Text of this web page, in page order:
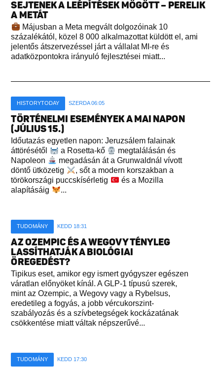
SEJTENEK A LEÉPÍTÉSEK MÖGÖTT – PERELIK
A METÁT
Májusban a Meta megvált dolgozóinak 10
százalékától, közel 8 000 alkalmazottat küldött el, ami
jelentős átszervezéssel járt a vállalat MI-re és
adatközpontokra irányuló fejlesztései miatt...
HISTORYTODAY SZERDA 06:05
TÖRTÉNELMI ESEMÉNYEK A MAI NAPON
(JÚLIUS 15.)
Időutazás egyetlen napon: Jeruzsálem falainak
áttörésétől
a Rosetta-kő
megtalálásán és
Napoleon
megadásán át a Grunwaldnál vívott
döntő ütközetig
, sőt a modern korszakban a
törökországi puccskísérletig
és a Mozilla
alapításáig
...
TUDOMÁNY KEDD 18:31
AZ OZEMPIC ÉS A WEGOVY TÉNYLEG
LASSÍTHATJÁK A BIOLÓGIAI
ÖREGEDÉST?
Tipikus eset, amikor egy ismert gyógyszer egészen
váratlan előnyöket kínál. A GLP-1 típusú szerek,
mint az Ozempic, a Wegovy vagy a Rybelsus,
eredetileg a fogyás, a jobb vércukorszint-
szabályozás és a szívbetegségek kockázatának
csökkentése miatt váltak népszerűvé...
TUDOMÁNY KEDD 17:30